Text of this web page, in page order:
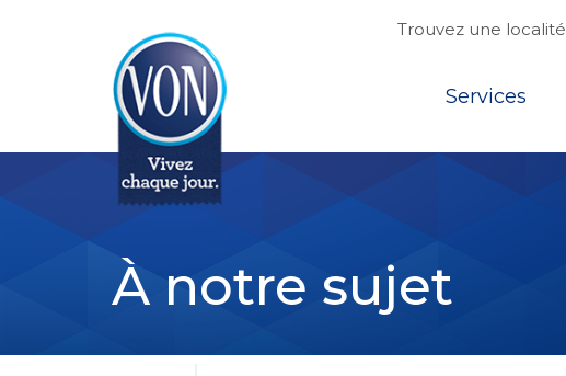
Trouvez une localité
Services
À notre sujet